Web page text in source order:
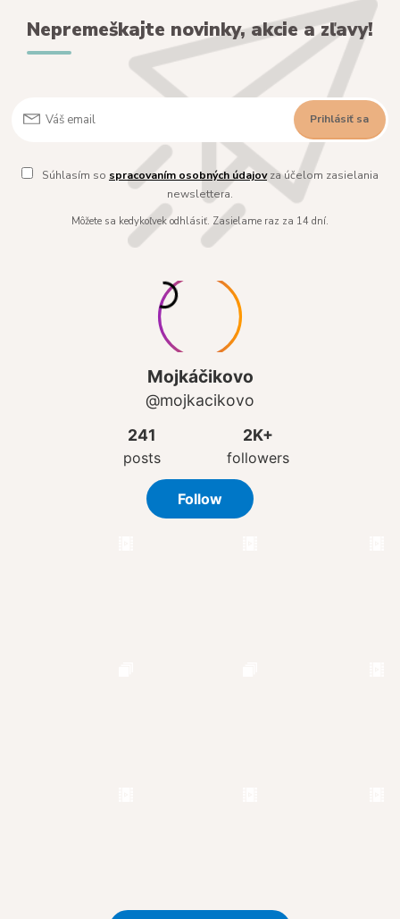
Nepremeškajte novinky, akcie a zľavy!
Prihlásiť sa
Súhlasím so spracovaním osobných údajovza účelom zasielania
newslettera.
Môžete sa kedykoľvek odhlásiť. Zasielame raz za 14 dní.